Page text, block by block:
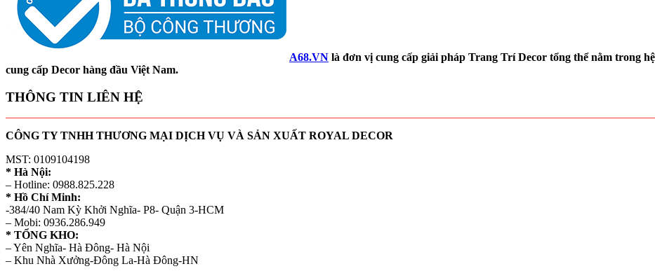
A68.VN là đơn vị cung cấp giải pháp Trang Trí Decor tổng thể nằm trong
cung cấp Decor hàng đầu Việt Nam.
THÔNG TIN LIÊN HỆ
CÔNG TY TNHH THƯƠNG MẠI DỊCH VỤ VÀ SẢN XUẤT ROYAL DECOR
MST: 0109104198
* Hà Nội:
– Hotline: 0988.825.228
* Hồ Chí Minh:
-384/40 Nam Kỳ Khởi Nghĩa- P8- Quận 3-HCM
– Mobi: 0936.286.949
* TỔNG KHO:
– Yên Nghĩa- Hà Đông- Hà Nội
– Khu Nhà Xưởng-Đông La-Hà Đông-HN